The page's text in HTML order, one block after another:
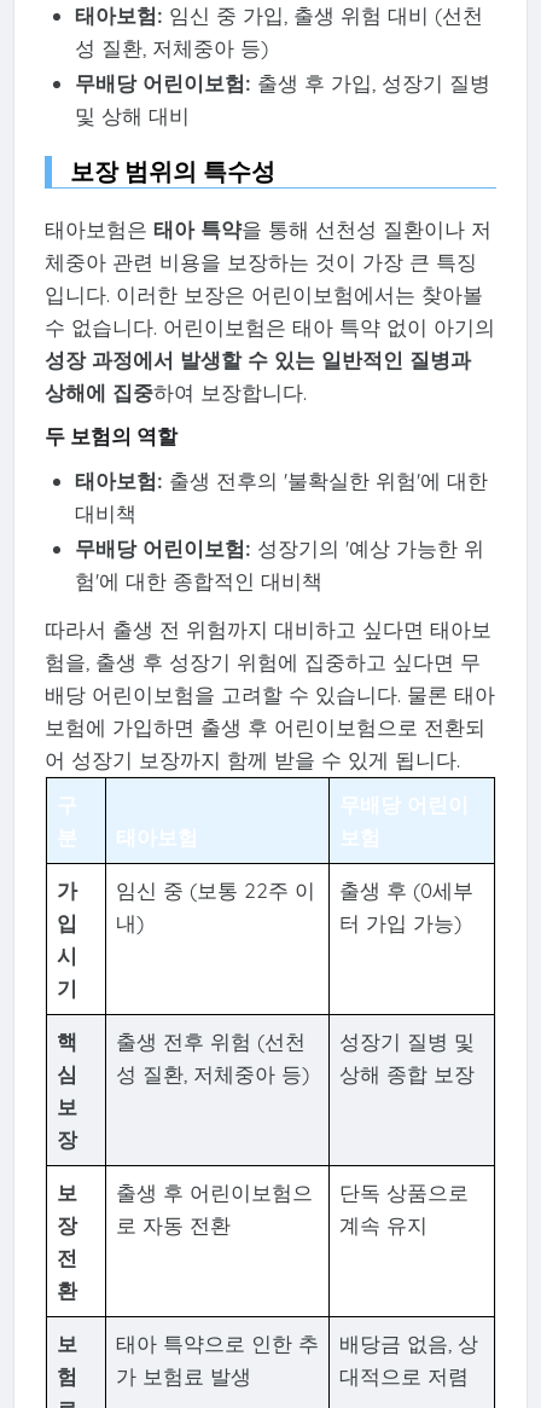
태아보험: 임신 중 가입, 출생 위험 대비 (선천
성 질환, 저체중아 등)
무배당 어린이보험: 출생 후 가입, 성장기 질병
및 상해 대비
보장 범위의 특수성
태아보험은 태아 특약을 통해 선천성 질환이나 저
체중아 관련 비용을 보장하는 것이 가장 큰 특징
입니다. 이러한 보장은 어린이보험에서는 찾아볼
수 없습니다. 어린이보험은 태아 특약 없이 아기의
성장 과정에서 발생할 수 있는 일반적인 질병과
상해에 집중하여 보장합니다.
두 보험의 역할
태아보험: 출생 전후의 '불확실한 위험'에 대한
대비책
무배당 어린이보험: 성장기의 '예상 가능한 위
험'에 대한 종합적인 대비책
따라서 출생 전 위험까지 대비하고 싶다면 태아보
험을, 출생 후 성장기 위험에 집중하고 싶다면 무
배당 어린이보험을 고려할 수 있습니다. 물론 태아
보험에 가입하면 출생 후 어린이보험으로 전환되
어 성장기 보장까지 함께 받을 수 있게 됩니다.
구
분
태아보험
무배당 어린이
보험
가
입
시
기
임신 중 (보통 22주 이
내)
출생 후 (0세부
터 가입 가능)
핵
심
보
장
출생 전후 위험 (선천
성 질환, 저체중아 등)
성장기 질병 및
상해 종합 보장
보
장
전
환
출생 후 어린이보험으
로 자동 전환
단독 상품으로
계속 유지
보
험
태아 특약으로 인한 추
가 보험료 발생
배당금 없음, 상
대적으로 저렴